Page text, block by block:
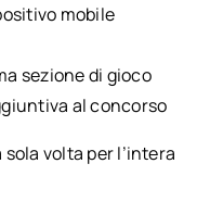
mobile
sezione di gioco
al concorso
volta per l’intera